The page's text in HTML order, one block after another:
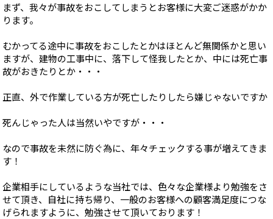
まず、我々が事故をおこしてしまうとお客様に大変ご迷惑がかか
ります。
むかってる途中に事故をおこしたとかはほとんど無関係かと思い
ますが、建物の工事中に、落下して怪我したとか、中には死亡事
故がおきたりとか・・・
正直、外で作業している方が死亡したりしたら嫌じゃないですか
死んじゃった人は当然いやですが・・・
なので事故を未然に防ぐ為に、年々チェックする事が増えてきま
す！
企業相手にしているような当社では、色々な企業様より勉強をさ
せて頂き、自社に持ち帰り、一般のお客様への顧客満足度につな
げられますように、勉強させて頂いております！